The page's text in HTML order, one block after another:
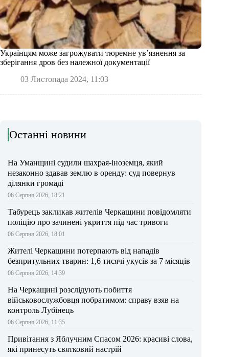
Українцям може загрожувати тюремне ув’язнення за
зберігання дров без належної документації
03 Листопада 2024, 11:03
Останні новини
На Уманщині судили шахрая-іноземця, який
незаконно здавав землю в оренду: суд повернув
ділянки громаді
06 Серпня 2026, 18:21
Табурець закликав жителів Черкащини повідомляти
поліцію про зачинені укриття під час тривоги
06 Серпня 2026, 18:01
Жителі Черкащини потерпають від нападів
безпритульних тварин: 1,6 тисячі укусів за 7 місяців
06 Серпня 2026, 14:39
На Черкащині розслідують побиття
військовослужбовця побратимом: справу взяв на
контроль Лубінець
06 Серпня 2026, 11:35
Привітання з Яблучним Спасом 2026: красиві слова,
які принесуть святковий настрій